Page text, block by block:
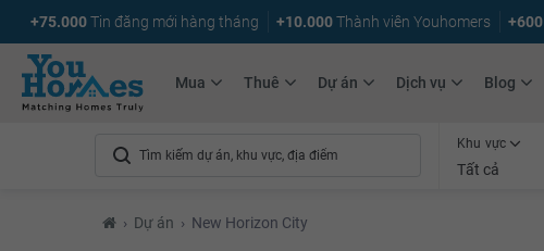
+75.000Tin đăng mới hàng tháng +10.000Thành viên Youhomers +600
Mua Thuê Dự án Dịch vụ Blog
Khu vực
Tất cả
› Dự án › New Horizon City